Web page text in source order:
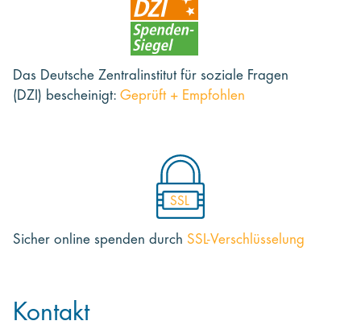
Das Deutsche Zentralinstitut für soziale Fragen
(DZI) bescheinigt: Geprüft + Empfohlen
SSL
Sicher online spenden durch SSL-Verschlüsselung
Kontakt